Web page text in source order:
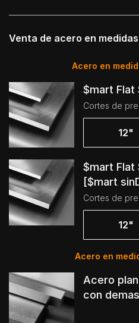
Venta de acero en
Acero en
$mart Flat
Cortes de
12"
$mart Flat
[$mart
Cortes de
12"
Acero en
Acero
con